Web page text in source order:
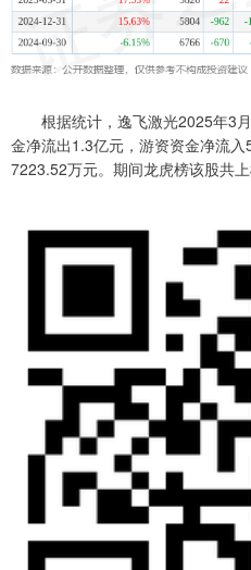
根据统计，逸飞激光2025年3月
金净流出1.3亿元，游资资金净流
7223.52万元。期间龙虎榜该股共